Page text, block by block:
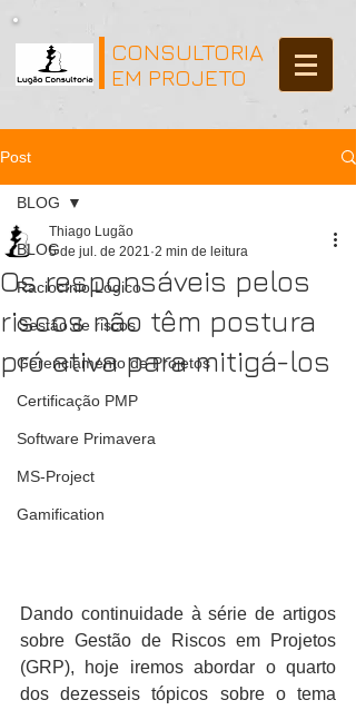
CONSULTORIA
EM PROJETO
Post
BLOG
Raciocínio Lógico
Gestão de riscos
Gerenciamento de Projetos
Certificação PMP
Software Primavera
MS-Project
Gamification
BLOG
Os responsáveis pelos
riscos não têm postura
pró ativa para mitigá-los
Thiago Lugão
5 de jul. de 2021 2 min de leitura
Dando continuidade à série de artigos
sobre Gestão de Riscos em Projetos
(GRP), hoje iremos abordar o quarto
dos dezesseis tópicos sobre o tema